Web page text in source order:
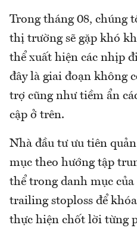
Trong tháng 08, chúng
thị trường sẽ gặp khó
thể xuất hiện các nhịp
đây là giai đoạn không
trợ cũng như tiềm ẩn
cập ở trên.
Nhà đầu tư ưu tiên
mục theo hướng tập
thể trong danh mục
trailing stoploss để
thực hiện chốt lời từng